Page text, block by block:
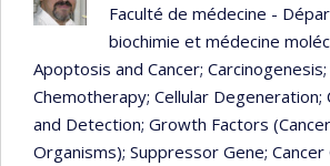
Faculté de médecine -
biochimie et médecine
Apoptosis and Cancer; Carcinogenesis
Chemotherapy; Cellular Degeneration;
and Detection; Growth Factors
Organisms); Suppressor Gene;